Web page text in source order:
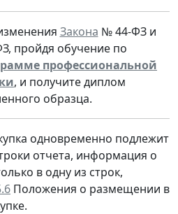
Закона № 44-ФЗ и
пройдя обучение по
профессиональной
, и получите диплом
образца.
одновременно подлежит
отчета, информация о
в одну из строк,
Положения о размещении в